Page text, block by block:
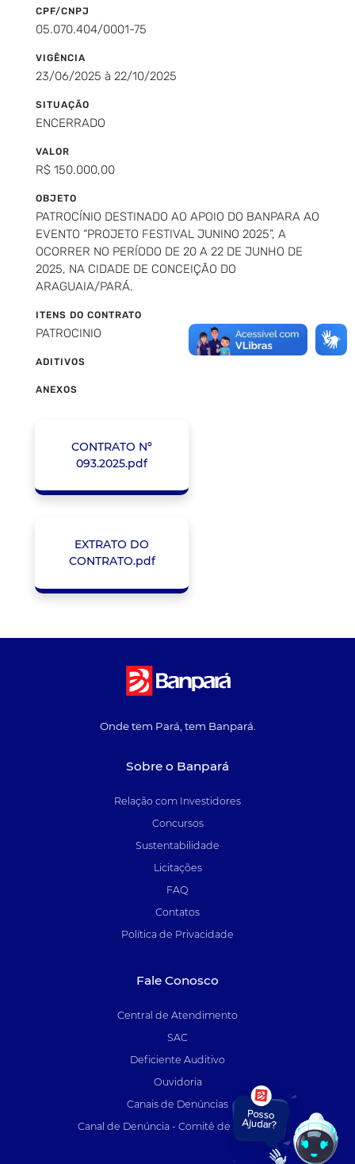
CPF/CNPJ
05.070.404/0001-75
VIGÊNCIA
23/06/2025 à 22/10/2025
SITUAÇÃO
ENCERRADO
VALOR
R$ 150.000,00
OBJETO
PATROCÍNIO DESTINADO AO APOIO DO BANPARA AO
EVENTO “PROJETO FESTIVAL JUNINO 2025”, A
OCORRER NO PERÍODO DE 20 A 22 DE JUNHO DE
2025, NA CIDADE DE CONCEIÇÃO DO
ARAGUAIA/PARÁ.
ITENS DO CONTRATO
PATROCINIO
ADITIVOS
ANEXOS
CONTRATO Nº
093.2025.pdf
EXTRATO DO
CONTRATO.pdf
Onde tem Pará, tem Banpará.
Sobre o Banpará
Relação com Investidores
Concursos
Sustentabilidade
Licitações
FAQ
Contatos
Política de Privacidade
Fale Conosco
Central de Atendimento
SAC
Deficiente Auditivo
Ouvidoria
Canais de Denúncias
Canal de Denúncia - Comitê de Auditoria